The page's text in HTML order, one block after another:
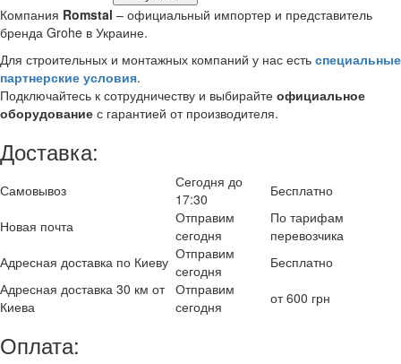
Компания Romstal – официальный импортер и представитель
бренда Grohe в Украине.
Для строительных и монтажных компаний у нас есть специальные
партнерские условия.
Подключайтесь к сотрудничеству и выбирайте официальное
оборудование с гарантией от производителя.
Доставка:
Самовывоз
Сегодня до
17:30
Бесплатно
Новая почта
Отправим
сегодня
По тарифам
перевозчика
Адресная доставка по Киеву Отправим
сегодня
Бесплатно
Адресная доставка 30 км от
Киева
Отправим
сегодня
от 600 грн
Оплата: